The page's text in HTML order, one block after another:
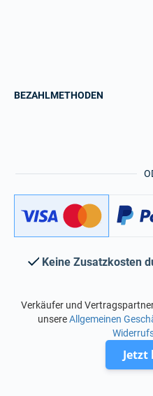
BEZAHLMETHODEN
Keine Zusatzkosten
Verkäufer und
unsereAllgemeinen
Jetzt